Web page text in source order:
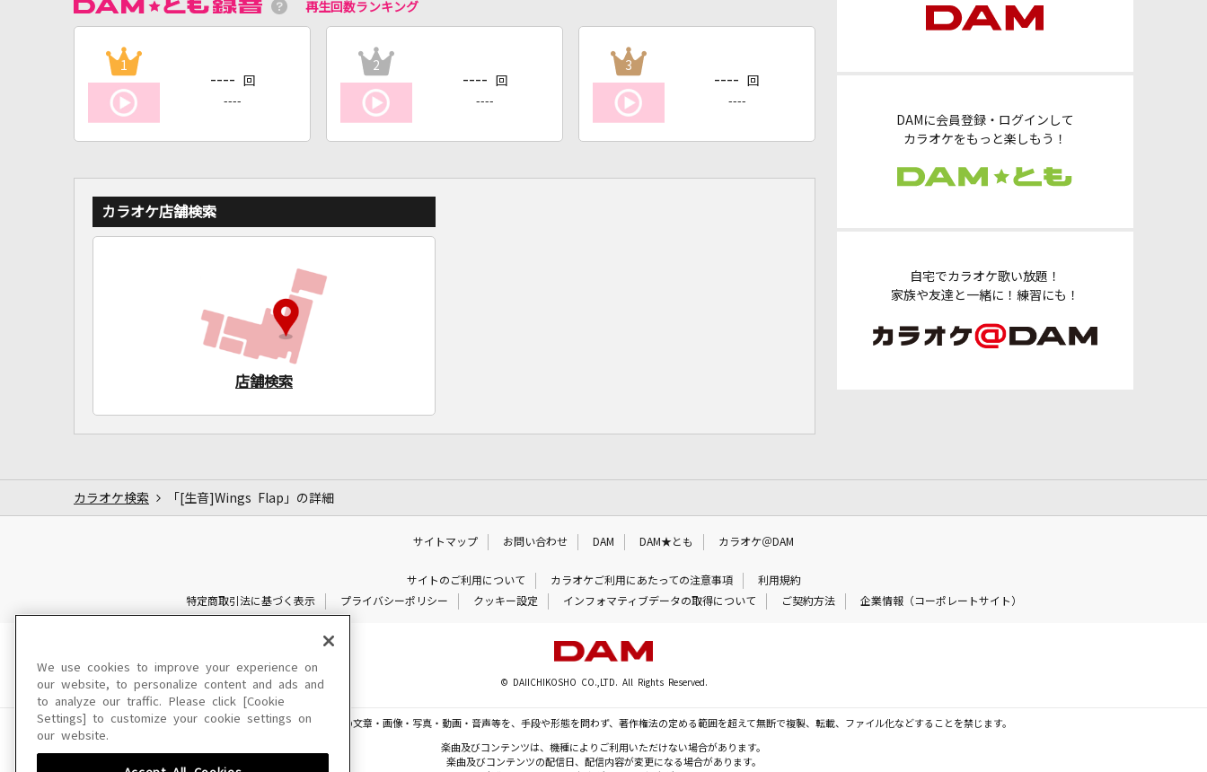
DAMに会員登録・ログインして
カラオケをもっと楽しもう！
自宅でカラオケ歌い放題！
家族や友達と一緒に！練習にも！
再生回数ランキング
1
---- 回
----
2
---- 回
----
3
---- 回
----
カラオケ店舗検索
店舗検索
カラオケ検索 「[生音]Wings Flap」の詳細
サイトマップ お問い合わせ DAM DAM★とも カラオケ＠DAM
サイトのご利用について カラオケご利用にあたっての注意事項
利用規約
特定商取引法に基づく表示
プライバシーポリシー クッキー設定 インフォマティブデータの取得について ご契約方法 企業情報（コーポレートサイト）
© DAIICHIKOSHO CO.,LTD. All Rights Reserved.
このサイトに掲載されている一切の文章・画像・写真・動画・音声等を、手段や形態を問わず、著作権法の定める範囲を超えて無断で複製、転載、ファイル化などすることを禁じます。
楽曲及びコンテンツは、機種によりご利用いただけない場合があります。
楽曲及びコンテンツの配信日、配信内容が変更になる場合があります。
We use cookies to improve your experience on
our website, to personalize content and ads and
to analyze our traffic. Please click [Cookie
Settings] to customize your cookie settings on
our website.